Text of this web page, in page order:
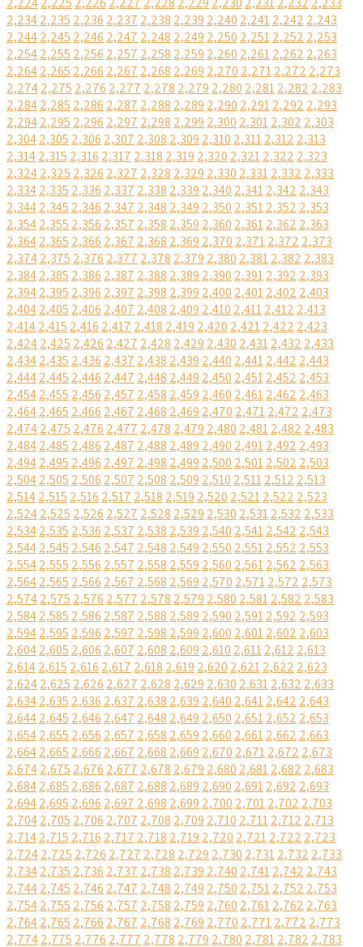
2,2342,235 2,236 2,237 2,238 2,239 2,240 2,2412,242 2,243
2,2442,245 2,246 2,247 2,248 2,249 2,250 2,2512,252 2,253
2,2542,255 2,256 2,257 2,258 2,259 2,260 2,2612,262 2,263
2,2642,265 2,266 2,267 2,268 2,269 2,270 2,2712,272 2,273
2,2742,275 2,276 2,277 2,278 2,279 2,280 2,2812,282 2,283
2,2842,285 2,286 2,287 2,288 2,289 2,290 2,2912,292 2,293
2,2942,295 2,296 2,297 2,298 2,299 2,300 2,3012,302 2,303
2,3042,305 2,306 2,307 2,308 2,309 2,310 2,3112,312 2,313
2,3142,315 2,316 2,317 2,318 2,319 2,320 2,3212,322 2,323
2,3242,325 2,326 2,327 2,328 2,329 2,330 2,3312,332 2,333
2,3342,335 2,336 2,337 2,338 2,339 2,340 2,3412,342 2,343
2,3442,345 2,346 2,347 2,348 2,349 2,350 2,3512,352 2,353
2,3542,355 2,356 2,357 2,358 2,359 2,360 2,3612,362 2,363
2,3642,365 2,366 2,367 2,368 2,369 2,370 2,3712,372 2,373
2,3742,375 2,376 2,377 2,378 2,379 2,380 2,3812,382 2,383
2,3842,385 2,386 2,387 2,388 2,389 2,390 2,3912,392 2,393
2,3942,395 2,396 2,397 2,398 2,399 2,400 2,4012,402 2,403
2,4042,405 2,406 2,407 2,408 2,409 2,410 2,4112,412 2,413
2,4142,415 2,416 2,417 2,418 2,419 2,420 2,4212,422 2,423
2,4242,425 2,426 2,427 2,428 2,429 2,430 2,4312,432 2,433
2,4342,435 2,436 2,437 2,438 2,439 2,440 2,4412,442 2,443
2,4442,445 2,446 2,447 2,448 2,449 2,450 2,4512,452 2,453
2,4542,455 2,456 2,457 2,458 2,459 2,460 2,4612,462 2,463
2,4642,465 2,466 2,467 2,468 2,469 2,470 2,4712,472 2,473
2,4742,475 2,476 2,477 2,478 2,479 2,480 2,4812,482 2,483
2,4842,485 2,486 2,487 2,488 2,489 2,490 2,4912,492 2,493
2,4942,495 2,496 2,497 2,498 2,499 2,500 2,5012,502 2,503
2,5042,505 2,506 2,507 2,508 2,509 2,510 2,5112,512 2,513
2,5142,515 2,516 2,517 2,518 2,519 2,520 2,5212,522 2,523
2,5242,525 2,526 2,527 2,528 2,529 2,530 2,5312,532 2,533
2,5342,535 2,536 2,537 2,538 2,539 2,540 2,5412,542 2,543
2,5442,545 2,546 2,547 2,548 2,549 2,550 2,5512,552 2,553
2,5542,555 2,556 2,557 2,558 2,559 2,560 2,5612,562 2,563
2,5642,565 2,566 2,567 2,568 2,569 2,570 2,5712,572 2,573
2,5742,575 2,576 2,577 2,578 2,579 2,580 2,5812,582 2,583
2,5842,585 2,586 2,587 2,588 2,589 2,590 2,5912,592 2,593
2,5942,595 2,596 2,597 2,598 2,599 2,600 2,6012,602 2,603
2,6042,605 2,606 2,607 2,608 2,609 2,610 2,6112,612 2,613
2,6142,615 2,616 2,617 2,618 2,619 2,620 2,6212,622 2,623
2,6242,625 2,626 2,627 2,628 2,629 2,630 2,6312,632 2,633
2,6342,635 2,636 2,637 2,638 2,639 2,640 2,6412,642 2,643
2,6442,645 2,646 2,647 2,648 2,649 2,650 2,6512,652 2,653
2,6542,655 2,656 2,657 2,658 2,659 2,660 2,6612,662 2,663
2,6642,665 2,666 2,667 2,668 2,669 2,670 2,6712,672 2,673
2,6742,675 2,676 2,677 2,678 2,679 2,680 2,6812,682 2,683
2,6842,685 2,686 2,687 2,688 2,689 2,690 2,6912,692 2,693
2,6942,695 2,696 2,697 2,698 2,699 2,700 2,7012,702 2,703
2,7042,705 2,706 2,707 2,708 2,709 2,710 2,7112,712 2,713
2,7142,715 2,716 2,717 2,718 2,719 2,720 2,7212,722 2,723
2,7242,725 2,726 2,727 2,728 2,729 2,730 2,7312,732 2,733
2,7342,735 2,736 2,737 2,738 2,739 2,740 2,7412,742 2,743
2,7442,745 2,746 2,747 2,748 2,749 2,750 2,7512,752 2,753
2,7542,755 2,756 2,757 2,758 2,759 2,760 2,7612,762 2,763
2,7642,765 2,766 2,767 2,768 2,769 2,770 2,7712,772 2,773
2,7742,775 2,776 2,777 2,778 2,779 2,780 2,7812,782 2,783